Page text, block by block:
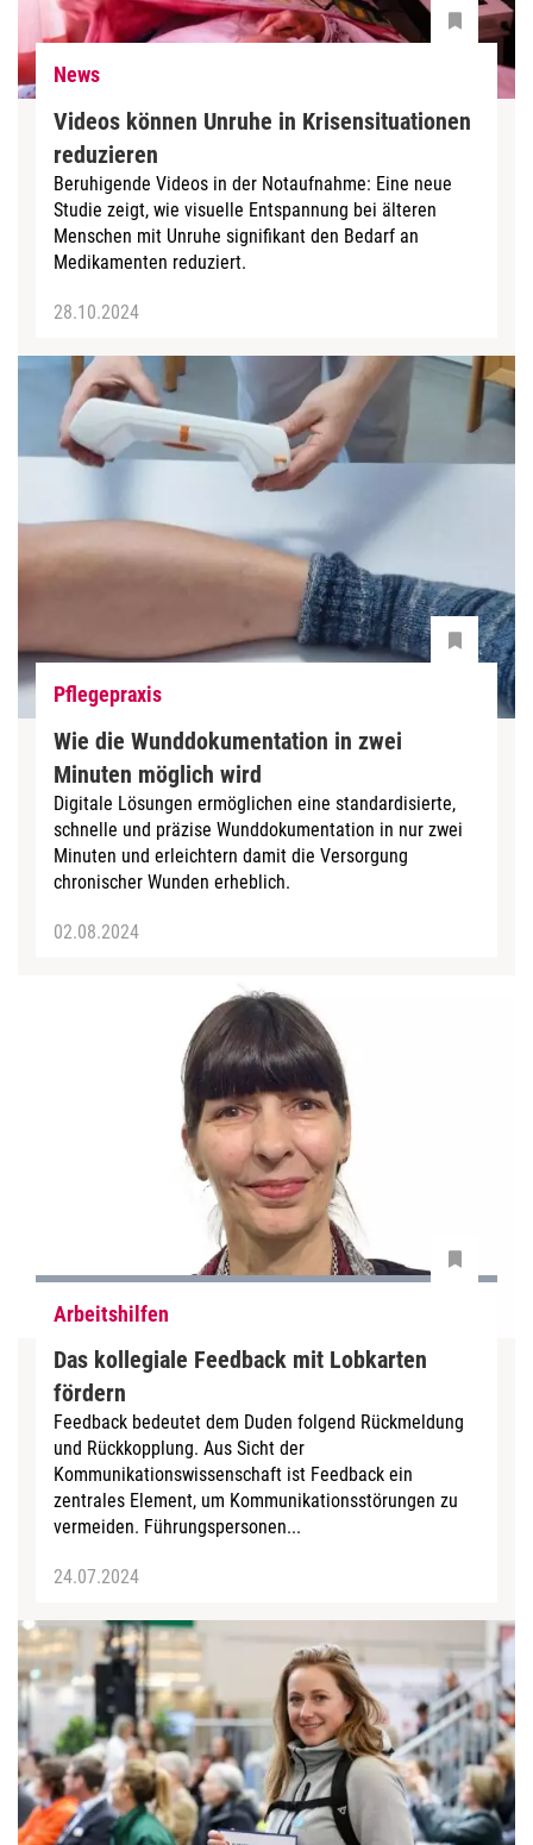
News
Videos können Unruhe in Krisensituationen
reduzieren
Beruhigende Videos in der Notaufnahme: Eine neue
Studie zeigt, wie visuelle Entspannung bei älteren
Menschen mit Unruhe signifikant den Bedarf an
Medikamenten reduziert.
28.10.2024
Pflegepraxis
Wie die Wunddokumentation in zwei
Minuten möglich wird
Digitale Lösungen ermöglichen eine standardisierte,
schnelle und präzise Wunddokumentation in nur zwei
Minuten und erleichtern damit die Versorgung
chronischer Wunden erheblich.
02.08.2024
Arbeitshilfen
Das kollegiale Feedback mit Lobkarten
fördern
Feedback bedeutet dem Duden folgend Rückmeldung
und Rückkopplung. Aus Sicht der
Kommunikationswissenschaft ist Feedback ein
zentrales Element, um Kommunikationsstörungen zu
vermeiden. Führungspersonen...
24.07.2024